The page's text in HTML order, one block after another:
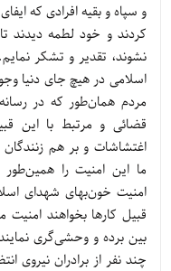
و سپاه و بقیه افرادی که
کردند و خود لطمه دیدند
نشوند، تقدیر و تشکر
اسلامی در هیچ جای دنیا
مردم همان‌طور که در
قضائی و مرتبط با این
اغتشاشات و بر هم
ما این امنیت را
امنیت خون‌بهای شهدای
قبیل کارها بخواهند
بین برده و وحشی‌گری
چند نفر از برادران نیروی